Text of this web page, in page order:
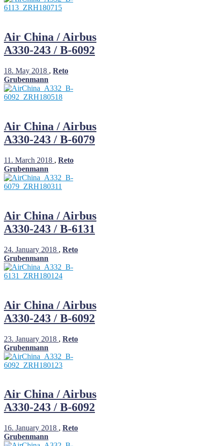
Air China / Airbus
A330-243 / B-6092
18. May 2018 , Reto
Grubenmann
Air China / Airbus
A330-243 / B-6079
11. March 2018 , Reto
Grubenmann
Air China / Airbus
A330-243 / B-6131
24. January 2018 , Reto
Grubenmann
Air China / Airbus
A330-243 / B-6092
23. January 2018 , Reto
Grubenmann
Air China / Airbus
A330-243 / B-6092
16. January 2018 , Reto
Grubenmann